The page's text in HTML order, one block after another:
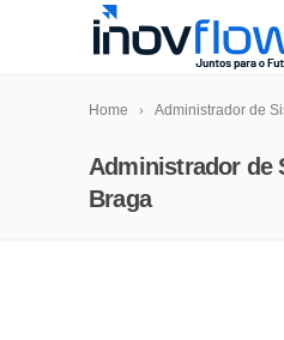
Home Administrador de
Administrador de
Braga